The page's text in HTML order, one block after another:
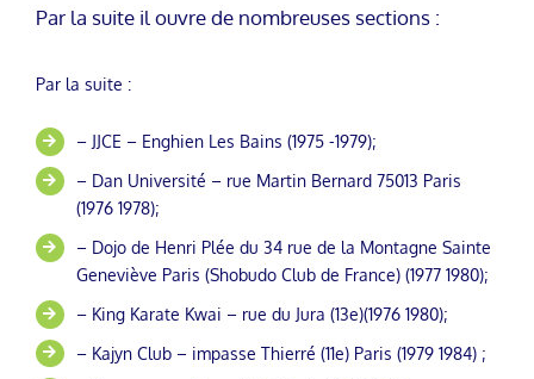
Par la suite il ouvre de nombreuses sections :
Par la suite :
– JJCE – Enghien Les Bains (1975 -1979);
– Dan Université – rue Martin Bernard 75013 Paris
(1976 1978);
– Dojo de Henri Plée du 34 rue de la Montagne Sainte
Geneviève Paris (Shobudo Club de France) (1977 1980);
– King Karate Kwai – rue du Jura (13e)(1976 1980);
– Kajyn Club – impasse Thierré (11e) Paris (1979 1984) ;